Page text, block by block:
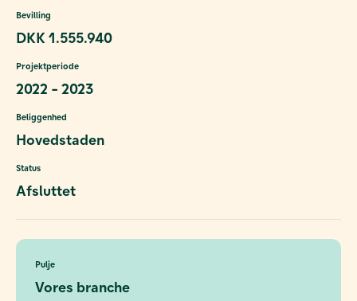
Bevilling
DKK 1.555.940
Projektperiode
2022 - 2023
Beliggenhed
Hovedstaden
Status
Afsluttet
Pulje
Vores branche